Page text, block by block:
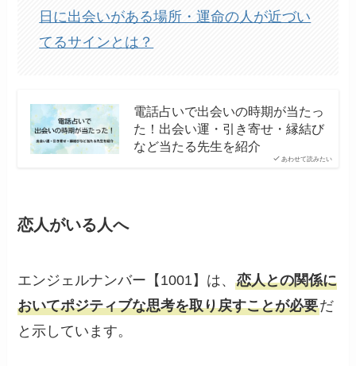
日に出会いがある場所・運命の人が近づい
てるサインとは？
あわせて読みたい
電話占いで出会いの時期が当たっ
た！出会い運・引き寄せ・縁結び
など当たる先生を紹介
恋人がいる人へ
エンジェルナンバー【1001】は、恋人との関係に
おいてポジティブな思考を取り戻すことが必要だ
と示しています。